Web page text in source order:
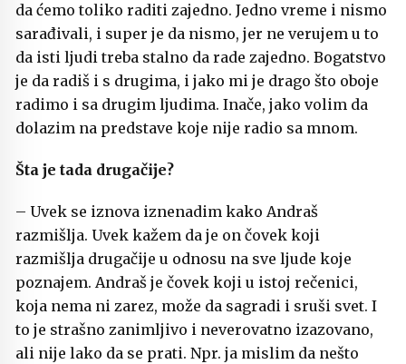
da ćemo toliko raditi zajedno. Jedno vreme i nismo
sarađivali, i super je da nismo, jer ne verujem u to
da isti ljudi treba stalno da rade zajedno. Bogatstvo
je da radiš i s drugima, i jako mi je drago što oboje
radimo i sa drugim ljudima. Inače, jako volim da
dolazim na predstave koje nije radio sa mnom.
Šta je tada drugačije?
– Uvek se iznova iznenadim kako Andraš
razmišlja. Uvek kažem da je on čovek koji
razmišlja drugačije u odnosu na sve ljude koje
poznajem. Andraš je čovek koji u istoj rečenici,
koja nema ni zarez, može da sagradi i sruši svet. I
to je strašno zanimljivo i neverovatno izazovano,
ali nije lako da se prati. Npr. ja mislim da nešto